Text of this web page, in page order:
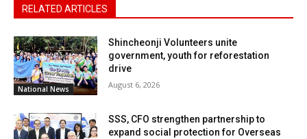
RELATED ARTICLES
National News
Shincheonji Volunteers unite
government, youth for reforestation
drive
August 6, 2026
SSS, CFO strengthen partnership to
expand social protection for Overseas